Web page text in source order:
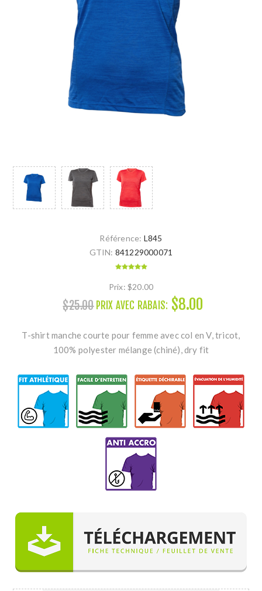
Référence: L845
GTIN: 841229000071
Prix: $20.00
$25.00 PRIX AVEC RABAIS: $8.00
T-shirt manche courte pour femme avec col en V, tricot,
100% polyester mélange (chiné), dry fit